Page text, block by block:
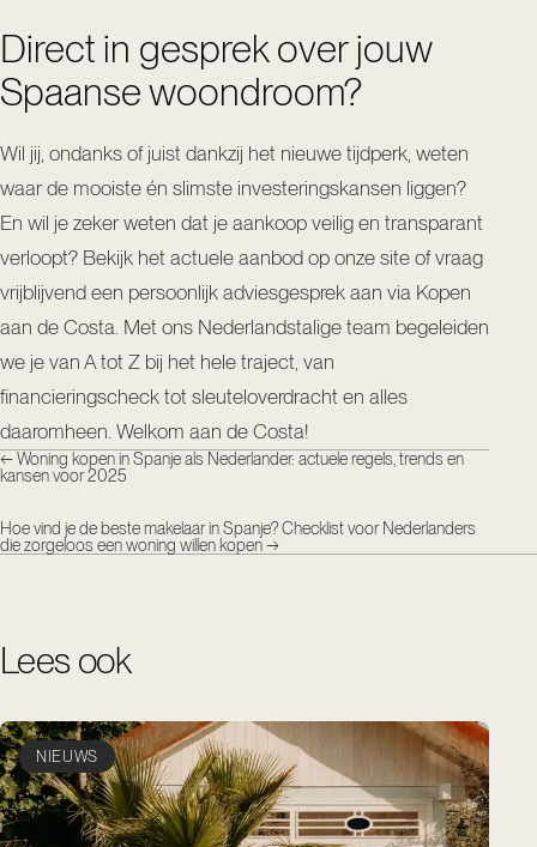
Direct in gesprek over jouw
Spaanse woondroom?
Wil jij, ondanks of juist dankzij het nieuwe tijdperk, weten
waar de mooiste én slimste investeringskansen liggen?
En wil je zeker weten dat je aankoop veilig en transparant
verloopt? Bekijk het actuele aanbod op onze site of vraag
vrijblijvend een persoonlijk adviesgesprek aan via Kopen
aan de Costa. Met ons Nederlandstalige team begeleiden
we je van A tot Z bij het hele traject, van
financieringscheck tot sleuteloverdracht en alles
daaromheen. Welkom aan de Costa!
←Woning kopen in Spanje als Nederlander: actuele regels, trends en
kansen voor 2025
Hoe vind je de beste makelaar in Spanje? Checklist voor Nederlanders
die zorgeloos een woning willen kopen→
Lees ook
NIEUWS